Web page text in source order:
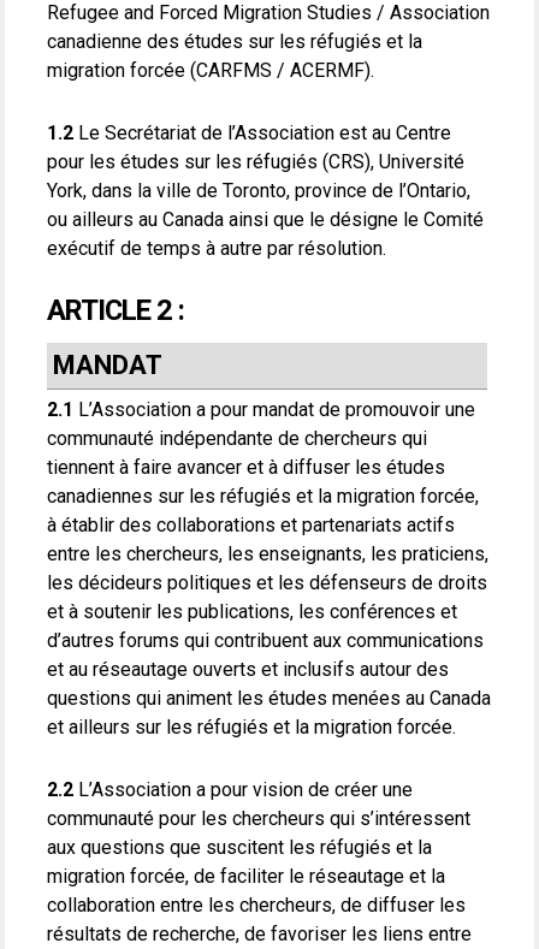
Refugee and Forced Migration Studies / Association
canadienne des études sur les réfugiés et la
migration forcée (CARFMS / ACERMF).
1.2 Le Secrétariat de l’Association est au Centre
pour les études sur les réfugiés (CRS), Université
York, dans la ville de Toronto, province de l’Ontario,
ou ailleurs au Canada ainsi que le désigne le Comité
exécutif de temps à autre par résolution.
ARTICLE 2 :
MANDAT
2.1 L’Association a pour mandat de promouvoir une
communauté indépendante de chercheurs qui
tiennent à faire avancer et à diffuser les études
canadiennes sur les réfugiés et la migration forcée,
à établir des collaborations et partenariats actifs
entre les chercheurs, les enseignants, les praticiens,
les décideurs politiques et les défenseurs de droits
et à soutenir les publications, les conférences et
d’autres forums qui contribuent aux communications
et au réseautage ouverts et inclusifs autour des
questions qui animent les études menées au Canada
et ailleurs sur les réfugiés et la migration forcée.
2.2 L’Association a pour vision de créer une
communauté pour les chercheurs qui s’intéressent
aux questions que suscitent les réfugiés et la
migration forcée, de faciliter le réseautage et la
collaboration entre les chercheurs, de diffuser les
résultats de recherche, de favoriser les liens entre